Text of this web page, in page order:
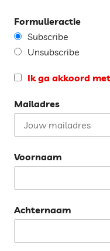
Formulieractie
Subscribe
Unsubscribe
Ik ga akkoord
Mailadres
Voornaam
Achternaam